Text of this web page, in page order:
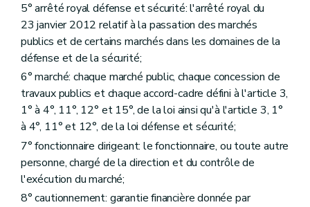
Art. 81
Art. 82
Art. 83
Art. 84
Art. 85
Art. 86
Art. 87
Art. 88
Art. 89
Art. 90
Art. 91
Art. 92
Art. 93
Art. 94
Art. 95
5° arrêté royal défense et sécurité: l'arrêté royal du
23 janvier 2012 relatif à la passation des marchés
publics et de certains marchés dans les domaines de la
défense et de la sécurité;
6° marché: chaque marché public, chaque concession de
travaux publics et chaque accord-cadre défini à l'article 3,
1° à 4°, 11°, 12° et 15°, de la loi ainsi qu'à l'article 3, 1°
à 4°, 11° et 12°, de la loi défense et sécurité;
7° fonctionnaire dirigeant: le fonctionnaire, ou toute autre
personne, chargé de la direction et du contrôle de
l'exécution du marché;
8° cautionnement: garantie financière donnée par